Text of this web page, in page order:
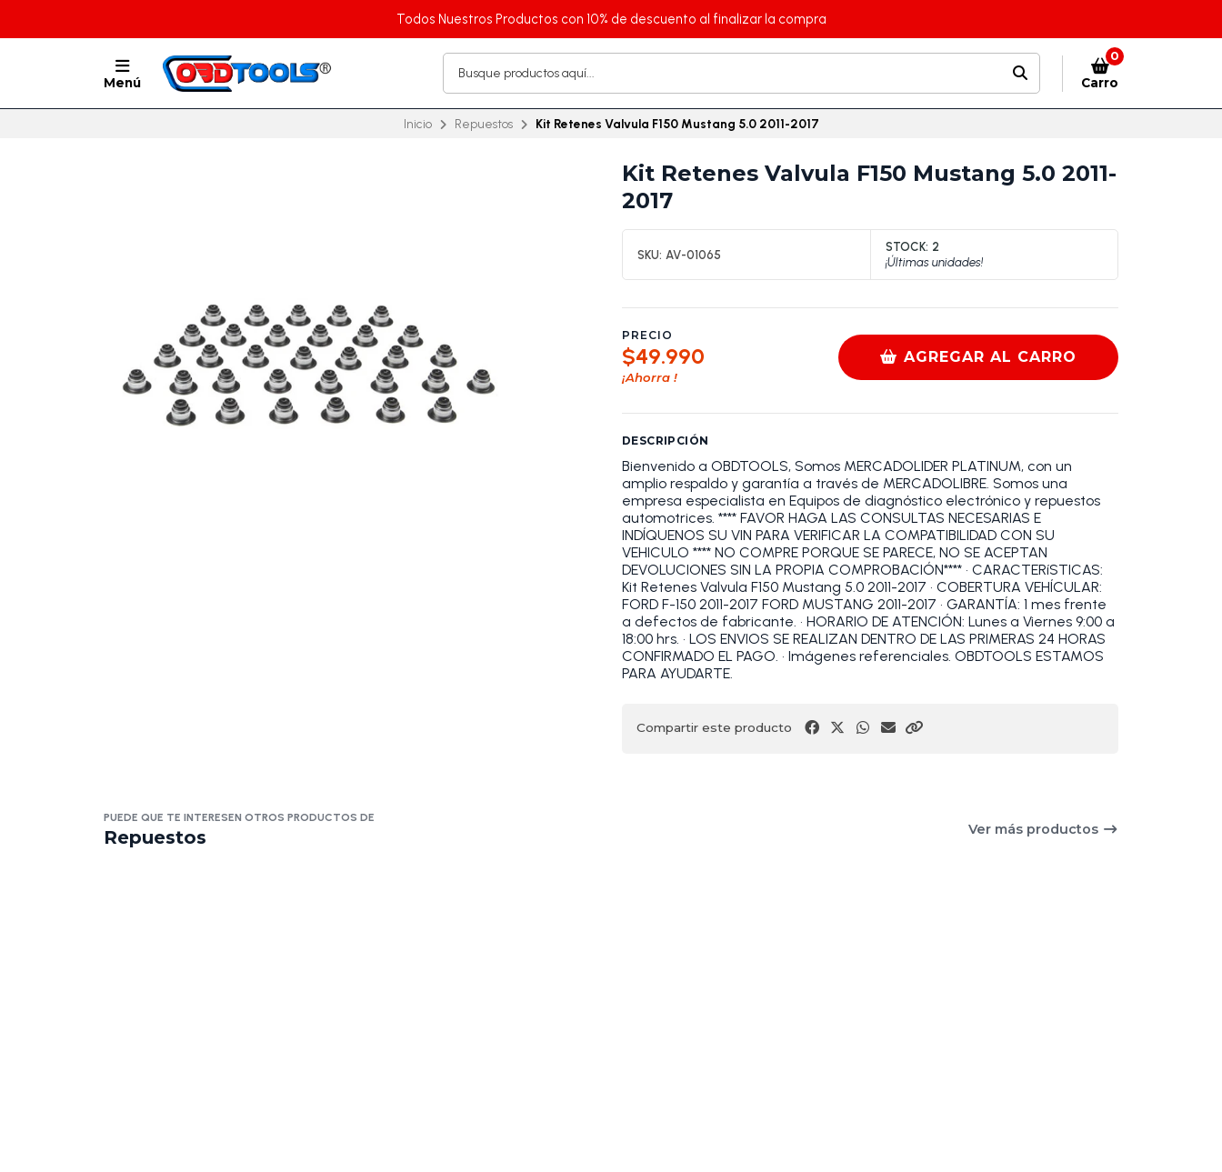
Todos Nuestros Productos con 10% de descuento al finalizar la compra
Menú
0
Carro
Inicio Repuestos Kit Retenes Valvula F150 Mustang 5.0 2011-2017
Kit Retenes Valvula F150 Mustang 5.0 2011-
2017
SKU: AV-01065
STOCK: 2
¡Últimas unidades!
PRECIO
$49.990
¡Ahorra !
AGREGAR AL CARRO
DESCRIPCIÓN
Bienvenido a OBDTOOLS, Somos MERCADOLIDER PLATINUM, con un
amplio respaldo y garantía a través de MERCADOLIBRE. Somos una
empresa especialista en Equipos de diagnóstico electrónico y repuestos
automotrices. **** FAVOR HAGA LAS CONSULTAS NECESARIAS E
INDÍQUENOS SU VIN PARA VERIFICAR LA COMPATIBILIDAD CON SU
VEHICULO **** NO COMPRE PORQUE SE PARECE, NO SE ACEPTAN
DEVOLUCIONES SIN LA PROPIA COMPROBACIÓN**** • CARACTERíSTICAS:
Kit Retenes Valvula F150 Mustang 5.0 2011-2017 • COBERTURA VEHÍCULAR:
FORD F-150 2011-2017 FORD MUSTANG 2011-2017 • GARANTÍA: 1 mes frente
a defectos de fabricante. • HORARIO DE ATENCIÓN: Lunes a Viernes 9:00 a
18:00 hrs. • LOS ENVIOS SE REALIZAN DENTRO DE LAS PRIMERAS 24 HORAS
CONFIRMADO EL PAGO. • Imágenes referenciales. OBDTOOLS ESTAMOS
PARA AYUDARTE.
Compartir este producto
PUEDE QUE TE INTERESEN OTROS PRODUCTOS DE
Repuestos Ver más productos